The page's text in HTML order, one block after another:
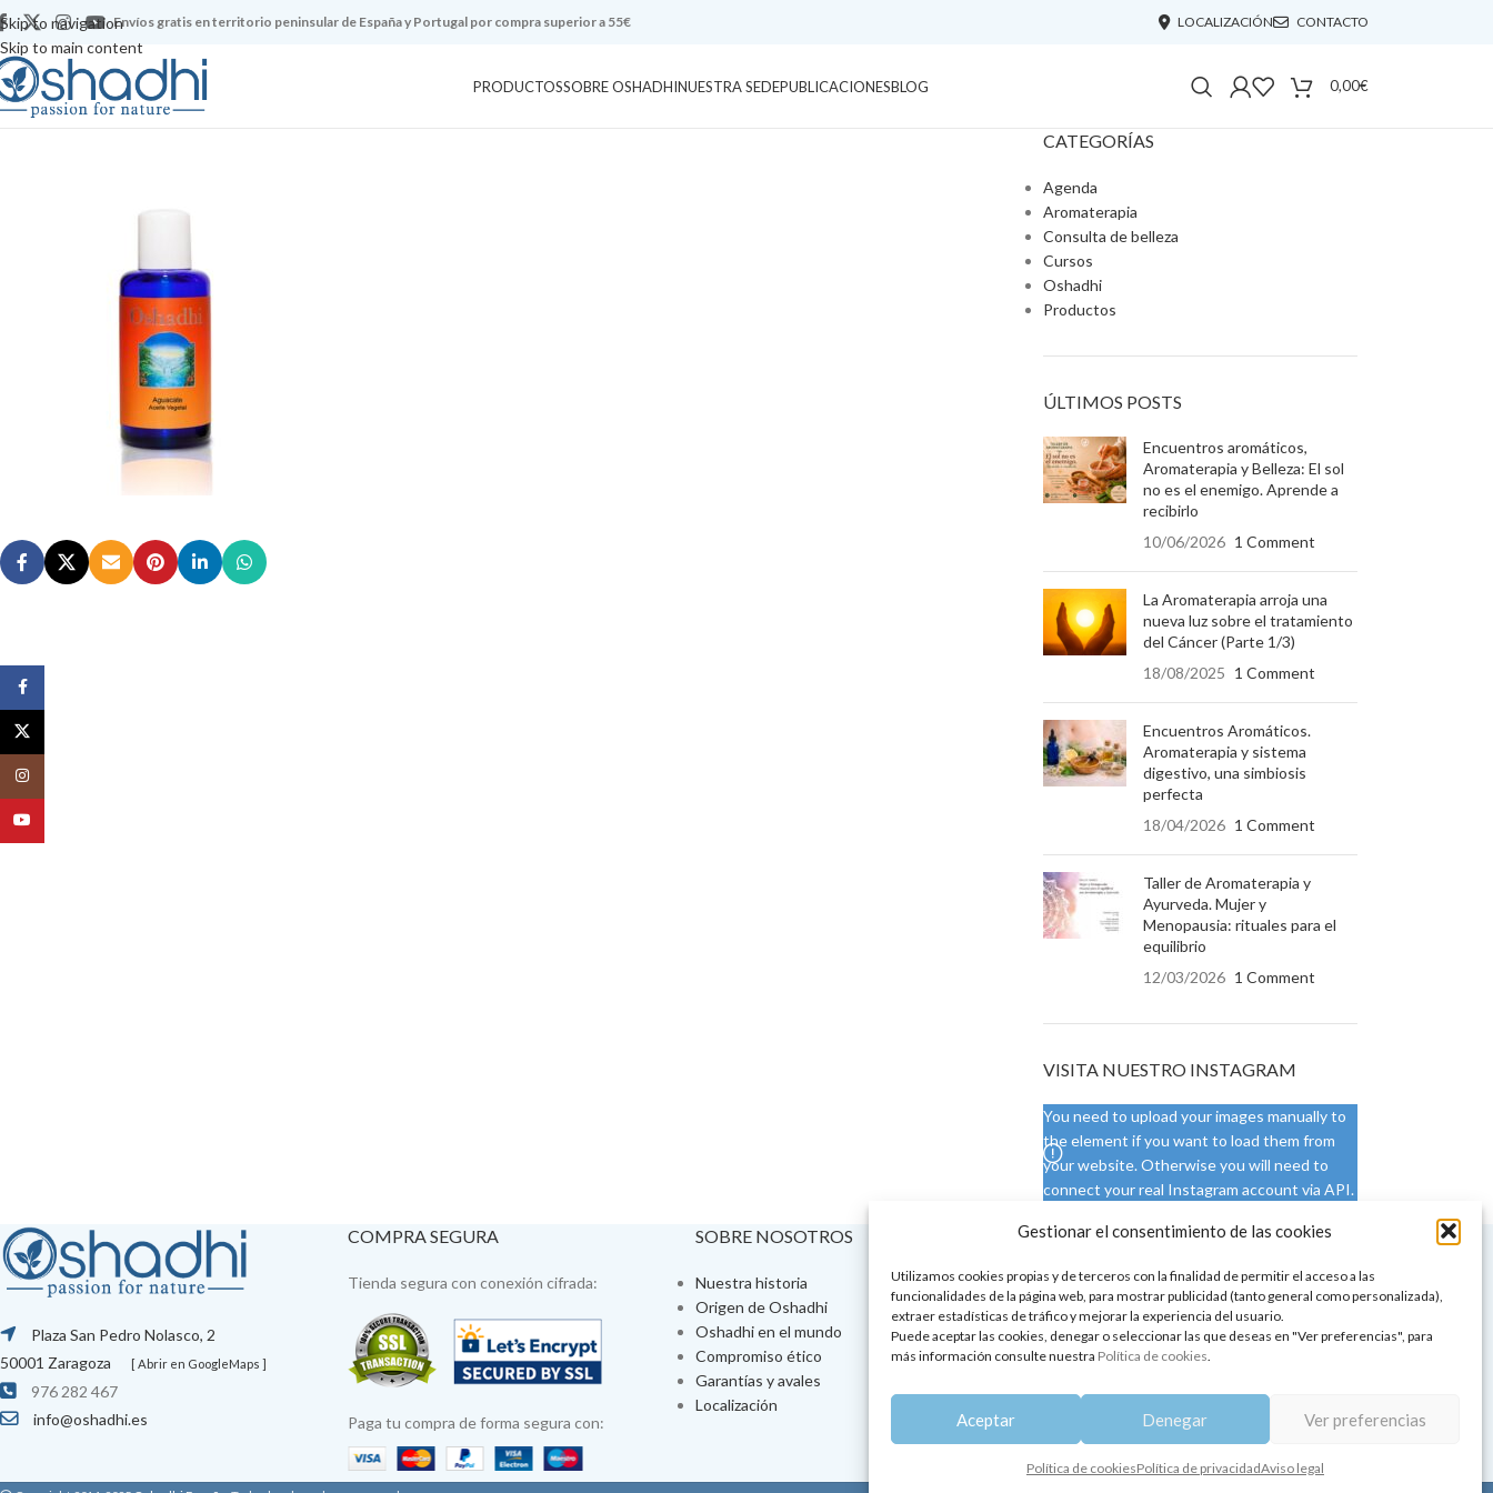
Gestionar el consentimiento de las cookies
Utilizamos cookies propias y de terceros con la finalidad de permitir el acceso a las
funcionalidades de la página web, para mostrar publicidad (tanto general como personalizada),
extraer estadísticas de tráfico y mejorar la experiencia del usuario.
Puede aceptar las cookies, denegar o seleccionar las que deseas en "Ver preferencias", para
más información consulte nuestra Política de cookies.
Aceptar Denegar Ver preferencias
Política de cookiesPolítica de privacidadAviso legal
Skip to navigation
Skip to main content
Envíos gratis en territorio peninsular de España y Portugal por compra superior a 55€ LOCALIZACIÓN CONTACTO
PRODUCTOSSOBRE OSHADHINUESTRA SEDEPUBLICACIONESBLOG 0,00€
CATEGORÍAS
Agenda
Aromaterapia
Consulta de belleza
Cursos
Oshadhi
Productos
ÚLTIMOS POSTS
Encuentros aromáticos,
Aromaterapia y Belleza: El sol
no es el enemigo. Aprende a
recibirlo
10/06/2026 1 Comment
La Aromaterapia arroja una
nueva luz sobre el tratamiento
del Cáncer (Parte 1/3)
18/08/2025 1 Comment
Encuentros Aromáticos.
Aromaterapia y sistema
digestivo, una simbiosis
perfecta
18/04/2026 1 Comment
Taller de Aromaterapia y
Ayurveda. Mujer y
Menopausia: rituales para el
equilibrio
12/03/2026 1 Comment
VISITA NUESTRO INSTAGRAM
You need to upload your images manually to
the element if you want to load them from
your website. Otherwise you will need to
connect your real Instagram account via API.
Plaza San Pedro Nolasco, 2
50001 Zaragoza
[ Abrir en GoogleMaps ]
976 282 467
info@oshadhi.es
COMPRA SEGURA
Tienda segura con conexión cifrada:
Paga tu compra de forma segura con:
SOBRE NOSOTROS
Nuestra historia
Origen de Oshadhi
Oshadhi en el mundo
Compromiso ético
Garantías y avales
Localización
VISÍTA NUESTRA SEDE
Tienda física
Talleres de aromaterapia
Tratamientos de belleza
Ayurveda
Aromaterapia y bienestar
CONDICIONES DE USO
Condiciones generales
Cambios y devoluciones
Formas de pago
Formas de envío